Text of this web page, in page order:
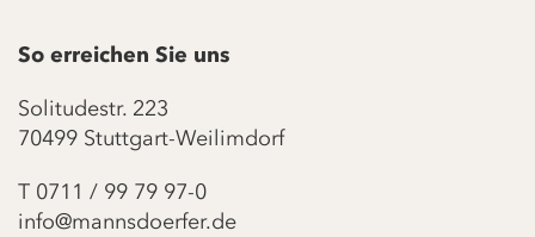
So erreichen Sie uns
Solitudestr. 223
70499 Stuttgart-Weilimdorf
T 0711 / 99 79 97-0
info@mannsdoerfer.de